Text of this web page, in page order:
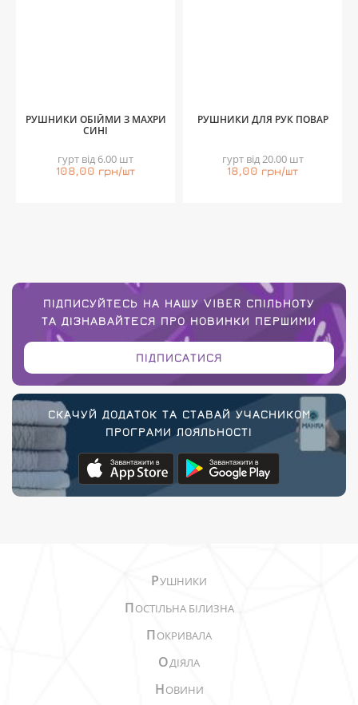
РУШНИКИ ОБІЙМИ З МАХРИ
СИНІ
гурт від 6.00 шт
108,00 грн/шт
РУШНИКИ ДЛЯ РУК ПОВАР
гурт від 20.00 шт
18,00 грн/шт
ПІДПИСУЙТЕСЬ НА НАШУ VIBER СПІЛЬНОТУ
ТА ДІЗНАВАЙТЕСЯ ПРО НОВИНКИ ПЕРШИМИ
ПІДПИСАТИСЯ
СКАЧУЙ ДОДАТОК ТА СТАВАЙ УЧАСНИКОМ
ПРОГРАМИ ЛОЯЛЬНОСТІ
РУШНИКИ
ПОСТІЛЬНА БІЛИЗНА
ПОКРИВАЛА
ОДІЯЛА
НОВИНИ